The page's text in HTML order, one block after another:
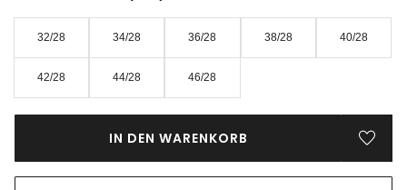
32/28 34/28 36/28 38/28 40/28
42/28 44/28 46/28
IN DEN WARENKORB